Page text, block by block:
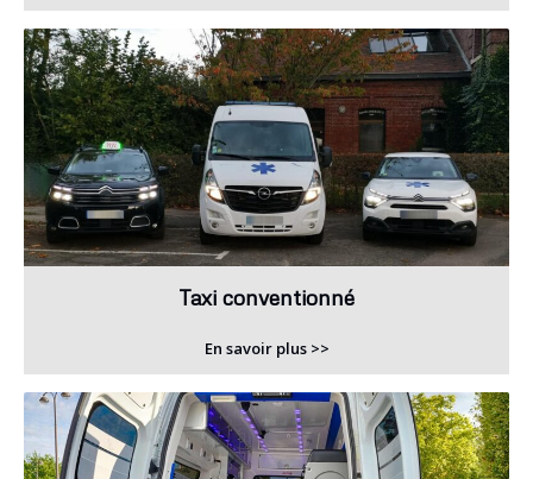
Taxi conventionné
En savoir plus >>